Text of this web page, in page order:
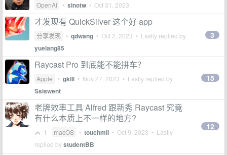
OpenAI • sinotw • Oct 31, 2023
才发现有 QuickSilver 这个好 app
分享发现 • qdwang • Oct 2, 2023 • Lastly replied by
yuelang85
3
Raycast Pro 到底能不能拼车？
Apple • gklll • Nov 27, 2023 • Lastly replied by
Ssiswent
15
老牌效率工具 Alfred 跟新秀 Raycast 究竟
有什么本质上不一样的地方?
1 macOS • touchmii • Oct 9, 2023 • Lastly
replied bystudentBB
12